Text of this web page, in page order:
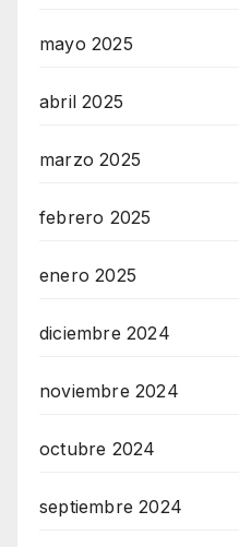
mayo 2025
abril 2025
marzo 2025
febrero 2025
enero 2025
diciembre 2024
noviembre 2024
octubre 2024
septiembre 2024